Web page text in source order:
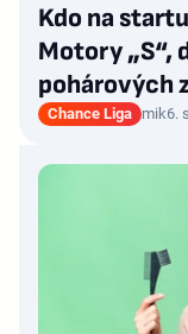
Kdo na
Motory „S“,
pohárových
Chance Liga mik6.